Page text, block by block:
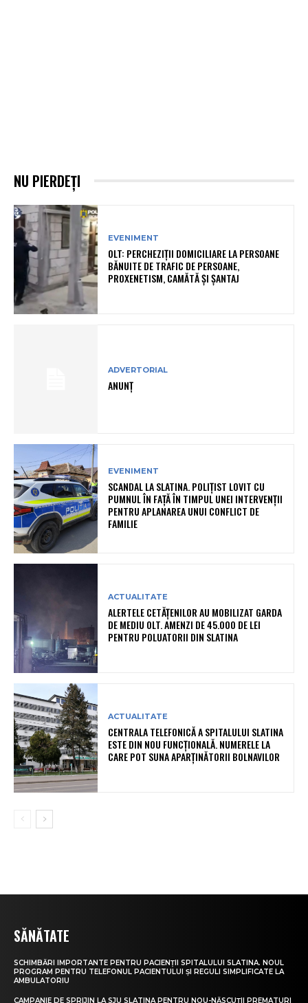
NU PIERDEȚI
EVENIMENT
OLT: PERCHEZIŢII DOMICILIARE LA PERSOANE
BĂNUITE DE TRAFIC DE PERSOANE,
PROXENETISM, CAMĂTĂ ŞI ŞANTAJ
ADVERTORIAL
ANUNȚ
EVENIMENT
SCANDAL LA SLATINA. POLIȚIST LOVIT CU
PUMNUL ÎN FAȚĂ ÎN TIMPUL UNEI INTERVENȚII
PENTRU APLANAREA UNUI CONFLICT DE
FAMILIE
ACTUALITATE
ALERTELE CETĂȚENILOR AU MOBILIZAT GARDA
DE MEDIU OLT. AMENZI DE 45.000 DE LEI
PENTRU POLUATORII DIN SLATINA
ACTUALITATE
CENTRALA TELEFONICĂ A SPITALULUI SLATINA
ESTE DIN NOU FUNCȚIONALĂ. NUMERELE LA
CARE POT SUNA APARȚINĂTORII BOLNAVILOR
SĂNĂTATE
SCHIMBĂRI IMPORTANTE PENTRU PACIENȚII SPITALULUI SLATINA. NOUL
PROGRAM PENTRU TELEFONUL PACIENTULUI ȘI REGULI SIMPLIFICATE LA
AMBULATORIU
CAMPANIE DE SPRIJIN LA SJU SLATINA PENTRU NOU-NĂSCUȚII PREMATURI